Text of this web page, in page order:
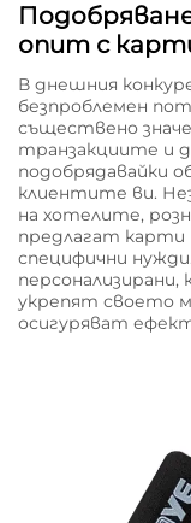
опит с
В днешния
безпроблемен
съществено
транзакциите и
подобрядавайки
клиентите ви.
на хотелите,
предлагат
специфични
укрепят своето
осигуряват